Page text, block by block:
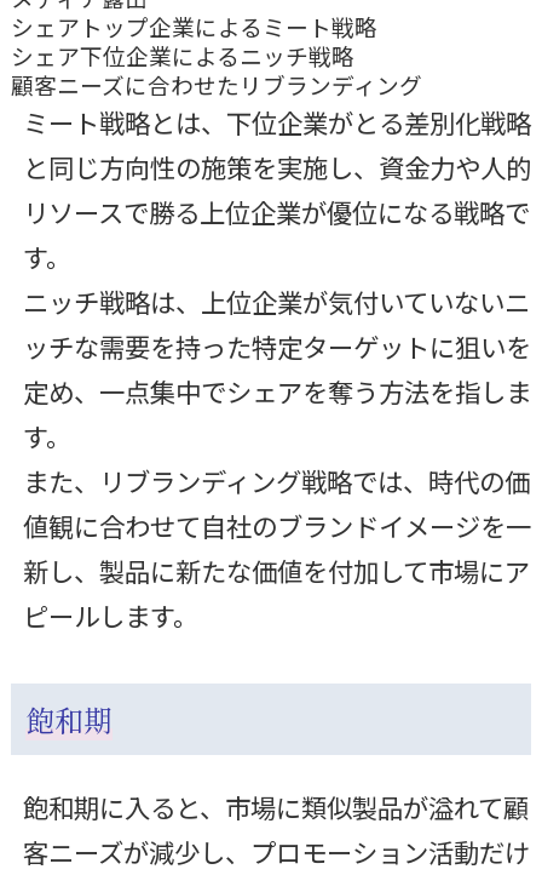
シェアトップ企業によるミート戦略
シェア下位企業によるニッチ戦略
顧客ニーズに合わせたリブランディング
ミート戦略とは、下位企業がとる差別化戦略
と同じ方向性の施策を実施し、資金力や人的
リソースで勝る上位企業が優位になる戦略で
す。
ニッチ戦略は、上位企業が気付いていないニ
ッチな需要を持った特定ターゲットに狙いを
定め、一点集中でシェアを奪う方法を指しま
す。
また、リブランディング戦略では、時代の価
値観に合わせて自社のブランドイメージを一
新し、製品に新たな価値を付加して市場にア
ピールします。
飽和期
飽和期に入ると、市場に類似製品が溢れて顧
客ニーズが減少し、プロモーション活動だけ